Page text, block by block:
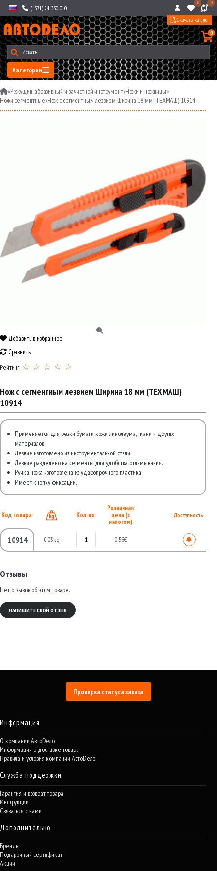
(+371) 24 330 010
0 0
Категории
0
Скачать каталог
»Режущий, абразивный и зачистной инструмент»Ножи и ножницы»
Ножи сегментные»Нож с сегментным лезвием Ширина 18 мм (ТЕХМАШ) 10914
Добавить в избранное
Сравнить
Рейтинг: ☆ ☆ ☆ ☆ ☆
Нож с сегментным лезвием Ширина 18 мм (ТЕХМАШ)
10914
Применяется для резки бумаги, кожи, линолеума, ткани и других
материалов.
Лезвие изготовлено из инструментальной стали.
Лезвие разделено на сегменты для удобства отламывания.
Ручка ножа изготовлена из ударопрочного пластика.
Имеет кнопку фиксации.
Код товара: Кол-во:
Розничная
цена (с
налогом)
Доступность:
10914 0.03kg 0.58€
Отзывы
Нет отзывов об этом товаре.
НАПИШИТЕ СВОЙ ОТЗЫВ
Проверка статуса заказа
Информация
О компании АвтоDело
Информация о доставке товара
Правила и условия компании АвтоDело
Служба поддержки
Гарантия и возврат товара
Инструкции
Связаться с нами
Дополнительно
Бренды
Подарочный сертификат
Акции